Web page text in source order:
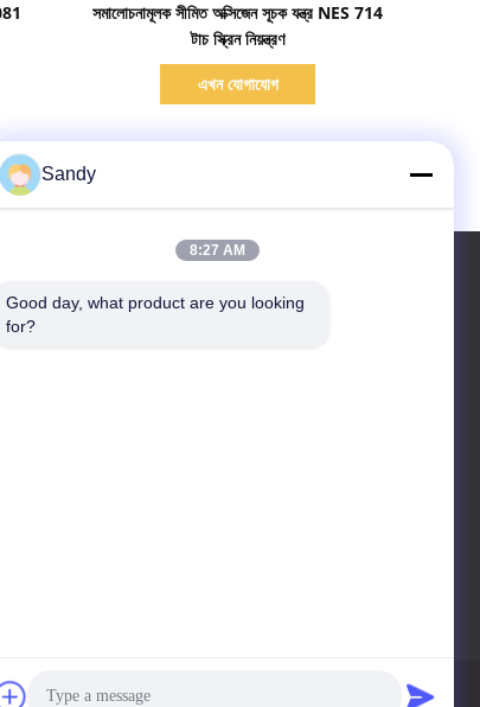
সমালোচনামূলক সীমিত অক্সিজেন সূচক যন্ত্র NES 714
টাচ স্ক্রিন নিয়ন্ত্রণ
এখন যোগাযোগ
গোপনীয়তা নীতি
Sandy
8:27 AM
Good day, what product are you looking
for?